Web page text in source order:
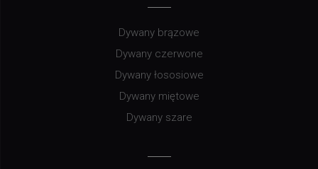
Dywany brązowe
Dywany czerwone
Dywany łososiowe
Dywany miętowe
Dywany szare